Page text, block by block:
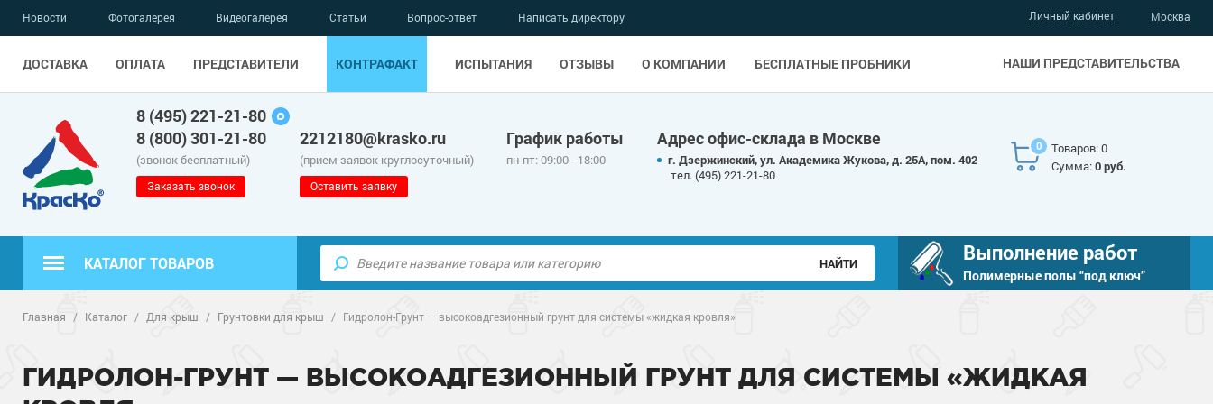
Личный кабинет
НАШИ ПРЕДСТАВИТЕЛЬСТВА
Новости Фотогалерея Видеогалерея Статьи Вопрос-ответ Написать директору
ДОСТАВКА ОПЛАТА ПРЕДСТАВИТЕЛИ КОНТРАФАКТ ИСПЫТАНИЯ ОТЗЫВЫ О КОМПАНИИ БЕСПЛАТНЫЕ ПРОБНИКИ
Москва
8 (495) 221-21-80
8 (800) 301-21-80
(звонок бесплатный)
Заказать звонок
2212180@krasko.ru
(прием заявок круглосуточный)
Оставить заявку
График работы
пн-пт: 09:00 - 18:00
Адрес офис-склада в Москве
г. Дзержинский, ул. Академика Жукова, д. 25А, пом. 402
тел. (495) 221-21-80
0
Товаров: 0
Сумма:0 руб.
КАТАЛОГ ТОВАРОВ Выполнение работ
Полимерные полы “под ключ”
Полимерные наливные полы Полиуретановые полы
Главная / Каталог / Для крыш / Грунтовки для крыш / Гидролон-Грунт — высокоадгезионный грунт для системы «жидкая кровля»
ГИДРОЛОН-ГРУНТ — ВЫСОКОАДГЕЗИОННЫЙ ГРУНТ ДЛЯ СИСТЕМЫ «ЖИДКАЯ